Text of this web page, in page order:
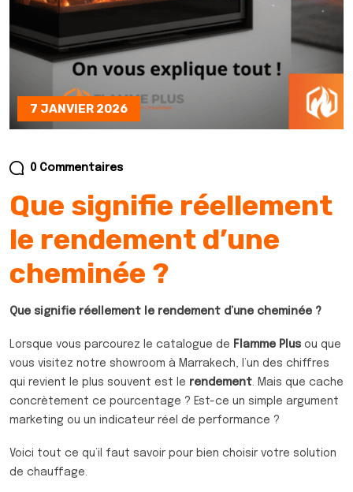
7 JANVIER 2026
0 Commentaires
Que signifie réellement
le rendement d’une
cheminée ?
Que signifie réellement le rendement d’une cheminée ?
Lorsque vous parcourez le catalogue de Flamme Plus ou que
vous visitez notre showroom à Marrakech, l’un des chiffres
qui revient le plus souvent est le rendement . Mais que cache
concrètement ce pourcentage ? Est-ce un simple argument
marketing ou un indicateur réel de performance ?
Voici tout ce qu’il faut savoir pour bien choisir votre solution
de chauffage.